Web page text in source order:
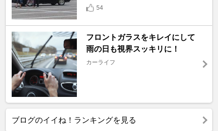
54
フロントガラスをキレイにして
雨の日も視界スッキリに！
カーライフ
ブログのイイね！ランキングを見る